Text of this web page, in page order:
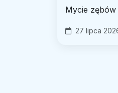
Mycie zębów
27 lipca